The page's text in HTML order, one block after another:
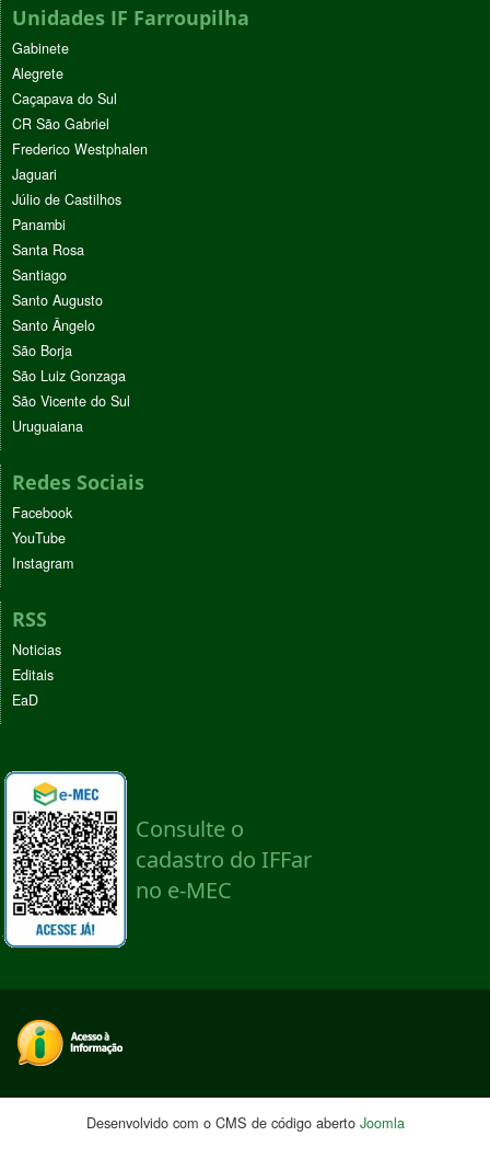
Unidades IF Farroupilha
Gabinete
Alegrete
Caçapava do Sul
CR São Gabriel
Frederico Westphalen
Jaguari
Júlio de Castilhos
Panambi
Santa Rosa
Santiago
Santo Augusto
Santo Ângelo
São Borja
São Luiz Gonzaga
São Vicente do Sul
Uruguaiana
Redes Sociais
Facebook
YouTube
Instagram
RSS
Noticias
Editais
EaD
Desenvolvido com o CMS de código aberto Joomla